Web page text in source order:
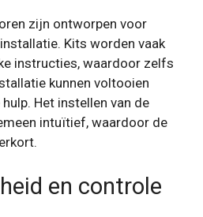
zijn ontworpen voor
Kits worden vaak
instructies, waardoor zelfs
kunnen voltooien
Het instellen van de
intuïtief, waardoor de
en controle